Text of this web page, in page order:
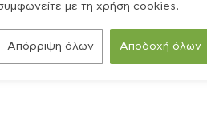
με τη χρήση cookies.
Απόρριψη όλων Αποδοχή όλων
2020-2026.